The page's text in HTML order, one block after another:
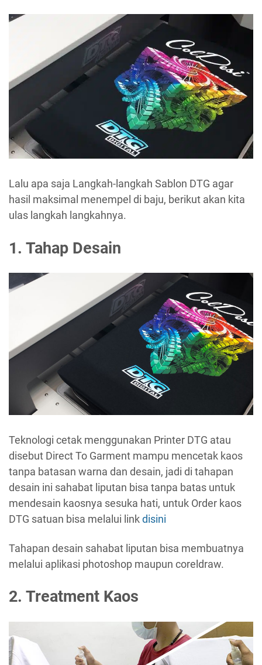
Lalu apa saja Langkah-langkah Sablon DTG agar
hasil maksimal menempel di baju, berikut akan kita
ulas langkah langkahnya.
1. Tahap Desain
Teknologi cetak menggunakan Printer DTG atau
disebut Direct To Garment mampu mencetak kaos
tanpa batasan warna dan desain, jadi di tahapan
desain ini sahabat liputan bisa tanpa batas untuk
mendesain kaosnya sesuka hati, untuk Order kaos
DTG satuan bisa melalui linkdisini
Tahapan desain sahabat liputan bisa membuatnya
melalui aplikasi photoshop maupun coreldraw.
2. Treatment Kaos